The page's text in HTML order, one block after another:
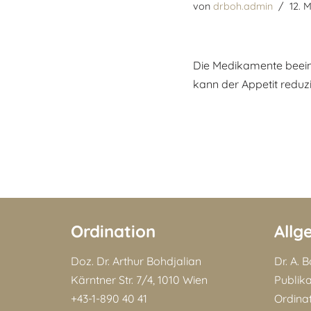
von drboh.admin 12.
Die Medikamente
kann der Appetit
Ordination
Doz. Dr. Arthur Bohdjalian
Kärntner Str. 7/4, 1010 Wien
+43-1-890 40 41
Dr. A.